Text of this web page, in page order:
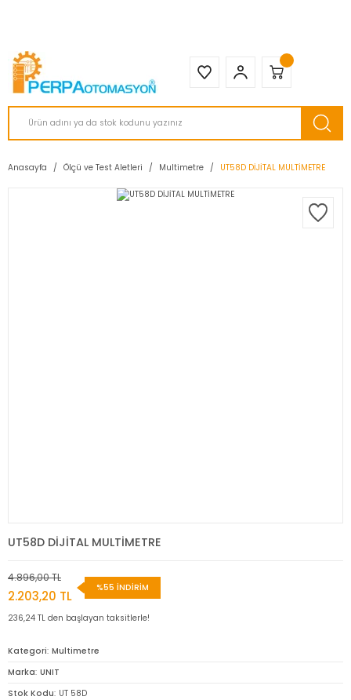
Anasayfa Ölçü ve Test Aletleri Multimetre UT58D DİJİTAL MULTİMETRE
UT58D DİJİTAL MULTİMETRE
4.896,00 TL
2.203,20 TL
%55 İNDİRİM
236,24 TL den başlayan taksitlerle!
Kategori Multimetre
Marka UNIT
Stok Kodu UT 58D